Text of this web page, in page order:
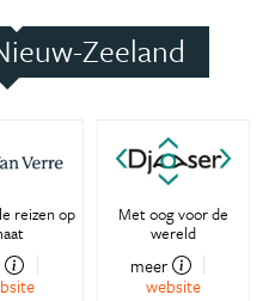
Zeeland
reizen op
Met oog voor de
wereld
meer
website